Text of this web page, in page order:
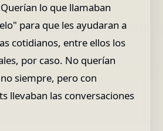
lo que llamaban
para que les ayudaran a
cotidianos, entre ellos los
por caso. No querían
siempre, pero con
llevaban las conversaciones